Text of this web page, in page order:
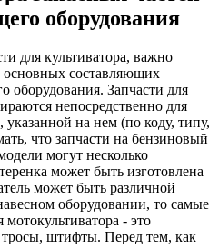
оборудования
для культиватора, важно
основных составляющих –
оборудования. Запчасти для
непосредственно для
на нем (по коду, типу,
что запчасти на бензиновый
могут несколько
может быть изготовлена
может быть различной
оборудовании, то самые
- это
штифты. Перед тем, как